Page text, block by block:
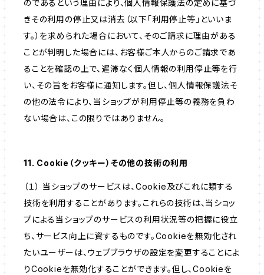
のであるという理由により、個人情報保護法の定めに基づ
きその利用の停止又は消去（以下「利用停止等」といいま
す。）を求められた場合において、そのご請求に理由がある
ことが判明した場合には、お客様ご本人からのご請求であ
ることを確認の上で、遅滞なく個人情報の利用停止等を行
い、その旨をお客様に通知します。但し、個人情報保護法そ
の他の法令により、当ショップが利用停止等の義務を負わ
ない場合は、この限りではありません。
11. Cookie（クッキー）その他の技術の利用
（１） 当ショップのサービスは、Cookie及びこれに類する
技術を利用することがあります。これらの技術は、当ショッ
プによる当ショップのサービスの利用状況等の把握に役立
ち、サービス向上に資するものです。Cookieを無効化され
たいユーザーは、ウェブブラウザの設定を変更することによ
りCookieを無効化することができます。但し、Cookieを